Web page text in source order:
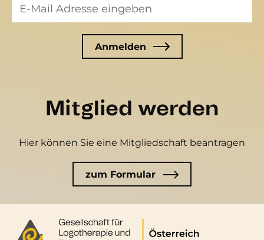
Mitglied werden
Hier können Sie eine Mitgliedschaft beantragen
zum Formular